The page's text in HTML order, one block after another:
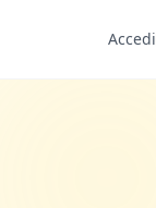
Accedi